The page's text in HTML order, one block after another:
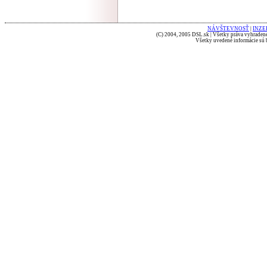
NÁVŠTEVNOSŤ
(C) 2004, 2005 DSL.sk | Všetky práva
Všetky uvedené informácie sú